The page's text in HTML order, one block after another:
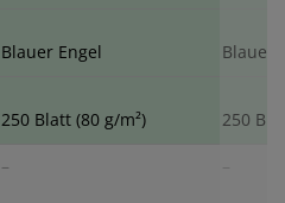
Blauer Engel Blauer
250 Blatt (80 g/m²) 250
– –